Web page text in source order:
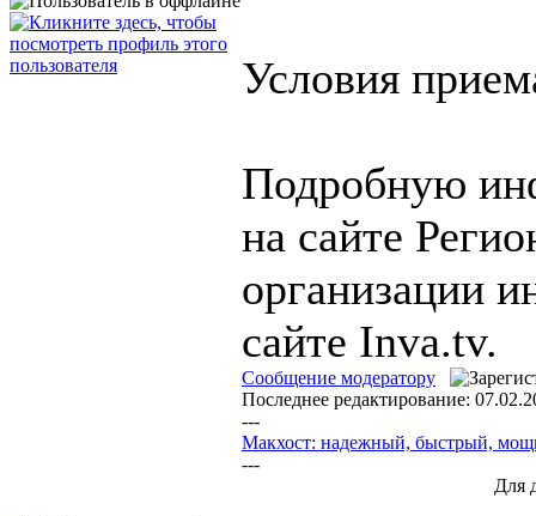
Условия
Подробную
на сайте
организации
сайте Inva.tv.
Сообщение модератору
Последнее редактирование:
---
Макхост: надежный, быстрый,
---
Для